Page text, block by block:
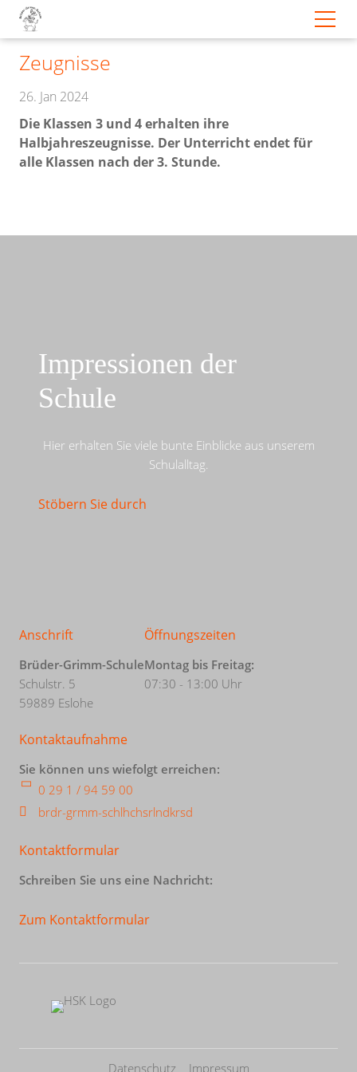
Zeugnisse
26. Jan 2024
Die Klassen 3 und 4 erhalten ihre
Halbjahreszeugnisse. Der Unterricht endet für
alle Klassen nach der 3. Stunde.
Impressionen der
Schule
Hier erhalten Sie viele bunte Einblicke aus unserem
Schulalltag.
Stöbern Sie durch
Anschrift
Brüder-Grimm-Schule
Schulstr. 5
59889 Eslohe
Öffnungszeiten
Montag bis Freitag:
07:30 - 13:00 Uhr
Kontaktaufnahme
Sie können uns wiefolgt erreichen:
0 29 1 / 94 59 00
brdr-grmm-schlhchsrlndkrsd
Kontaktformular
Schreiben Sie uns eine Nachricht:
Zum Kontaktformular
Datenschutz Impressum